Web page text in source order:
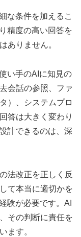
な条件を加えるこ
精度の高い回答を
ありません。
い手のAIに知見の
会話の参照、ファ
）、システムプロ
答は大きく変わり
計できるのは、深
法改正を正しく反
て本当に適切かを
験が必要です。AI
その判断に責任を
ます。